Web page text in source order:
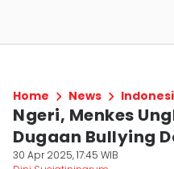
Home News
Ngeri, Menkes
Dugaan Bullying
30 Apr 2025, 17:45 WIB